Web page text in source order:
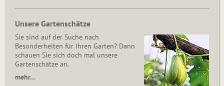
Unsere Gartenschätze
Sie sind auf der Suche nach
Besonderheiten für Ihren Garten? Dann
schauen Sie sich doch mal unsere
Gartenschätze an.
mehr…